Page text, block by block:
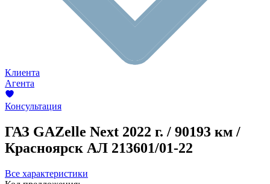
Клиента
Агента
Консультация
ГАЗ GAZelle Next 2022 г. / 90193 км /
Красноярск АЛ 213601/01-22
Все характеристики